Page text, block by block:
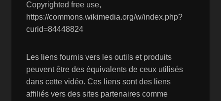
Copyrighted free use,
https://commons.wikimedia.org/w/index.php?
curid=84448824
Les liens fournis vers les outils et produits
peuvent être des équivalents de ceux utilisés
dans cette vidéo. Ces liens sont des liens
affiliés vers des sites partenaires comme